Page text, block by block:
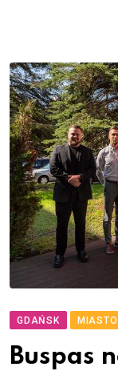
GDAŃSK MIASTO
Buspas